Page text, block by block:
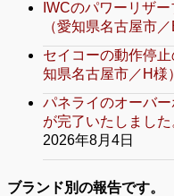
IWCのパワーリザ
（愛知県名古屋市／
セイコーの動作停
知県名古屋市／H様）
パネライのオーバ
が完了いたしました
2026年8月4日
ブランド別の報告です。